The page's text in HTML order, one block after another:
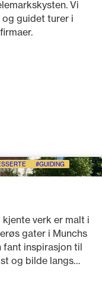
Vi
og guidet turer i
GUIDING
verk er malt i
gater i Munchs
fant inspirasjon til
og bilde langs